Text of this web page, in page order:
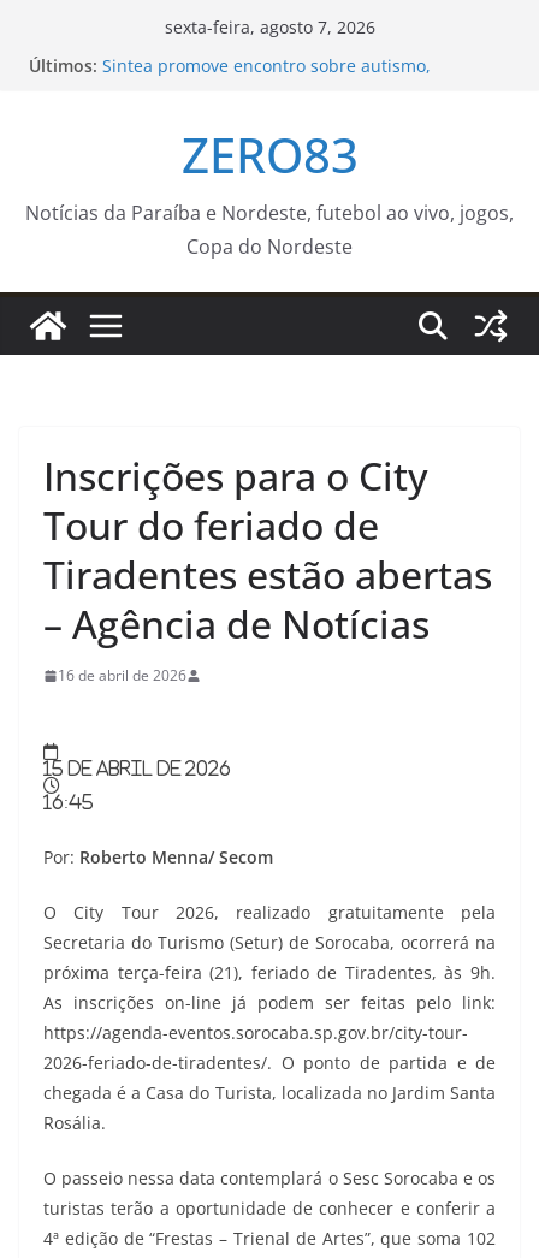
sexta-feira, agosto 7, 2026
Últimos: Sintea promove encontro sobre autismo,
Taça Palácio dos Tropeiros 2026 tem único jogo
neste domingo (9) – Agência de Notícias
proteção às mulheres e entende que acolher é
salvar vidas
Guaratinguetá realizará ação de vacinação contra
Trump assina decretos e restringe cidadania por
nascimento
ZERO83
Notícias da Paraíba e Nordeste, futebol ao vivo, jogos,
Copa do Nordeste
Inscrições para o City
Tour do feriado de
Tiradentes estão abertas
– Agência de Notícias
16 de abril de 2026
15 de abril de 2026
16:45
Por: Roberto Menna/ Secom
O City Tour 2026, realizado gratuitamente pela
Secretaria do Turismo (Setur) de Sorocaba, ocorrerá na
próxima terça-feira (21), feriado de Tiradentes, às 9h.
As inscrições on-line já podem ser feitas pelo link:
https://agenda-eventos.sorocaba.sp.gov.br/city-tour-
2026-feriado-de-tiradentes/. O ponto de partida e de
chegada é a Casa do Turista, localizada no Jardim Santa
Rosália.
O passeio nessa data contemplará o Sesc Sorocaba e os
turistas terão a oportunidade de conhecer e conferir a
4ª edição de “Frestas – Trienal de Artes”, que soma 102